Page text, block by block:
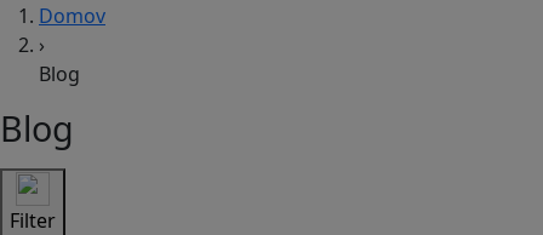
Domov
›
Blog
Blog
Filter